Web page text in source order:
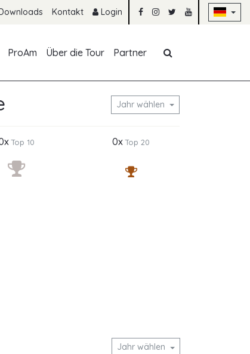
Kontakt Login
ProAm Über die Tour Partner
Jahr wählen
Top 10 0xTop 20
Jahr wählen